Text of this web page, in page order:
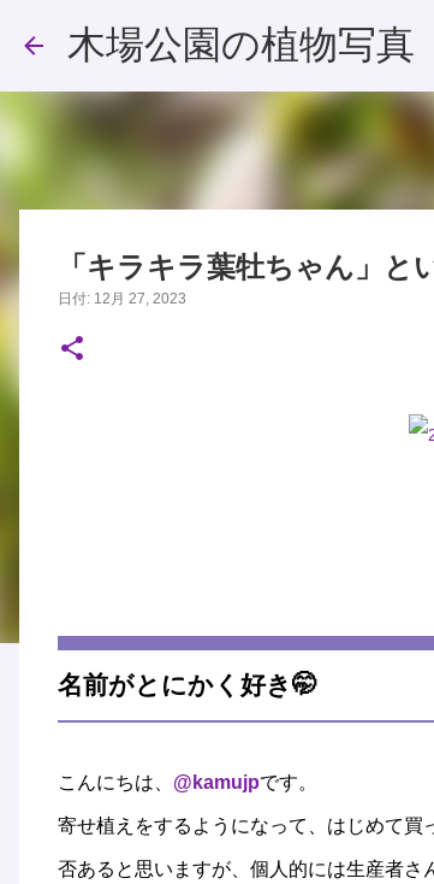
木場公園の植物写真
「キラキラ葉牡ちゃん」
日付: 12月 27, 2023
名前がとにかく好き🤭
こんにちは、 @kamujpです。
寄せ植えをするようになって、はじめて
否あると思いますが、個人的には生産者